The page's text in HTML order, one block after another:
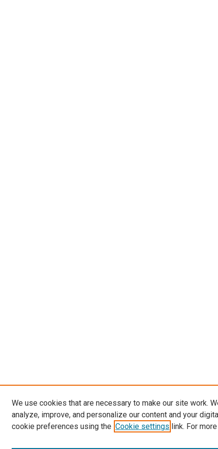
We use cookies that are necessary to make our site work.
analyze, improve, and personalize our content and your
cookie preferences using the Cookie settings link. For